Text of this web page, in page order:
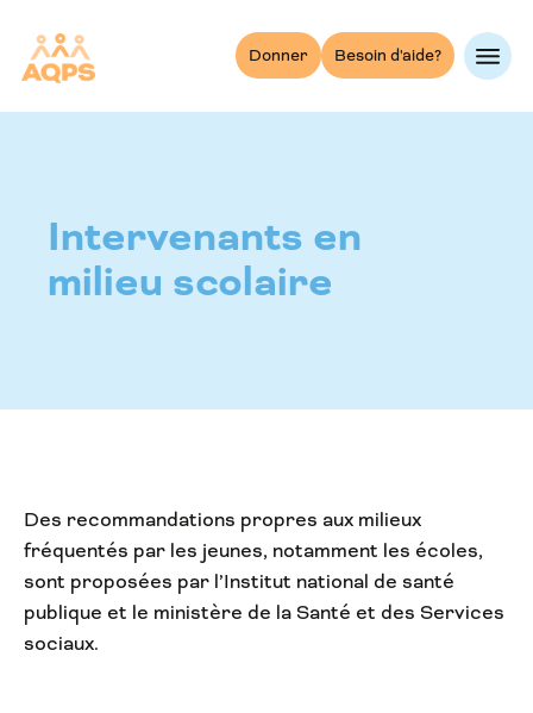
content
Donner Besoin d'aide?
Intervenants en
milieu scolaire
Des recommandations propres aux milieux
fréquentés par les jeunes, notamment les écoles,
sont proposées par l’Institut national de santé
publique et le ministère de la Santé et des Services
sociaux.